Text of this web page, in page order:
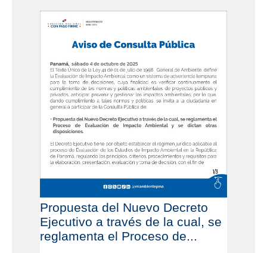
Propuesta del Nuevo Decreto
Ejecutivo a través de la cual, se
reglamenta el Proceso de...